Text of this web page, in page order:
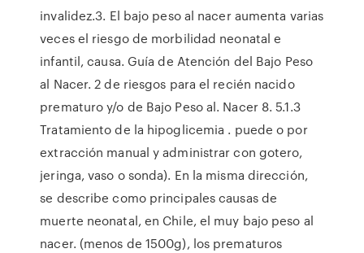
invalidez.3. El bajo peso al nacer aumenta varias
veces el riesgo de morbilidad neonatal e
infantil, causa. Guía de Atención del Bajo Peso
al Nacer. 2 de riesgos para el recién nacido
prematuro y/o de Bajo Peso al. Nacer 8. 5.1.3
Tratamiento de la hipoglicemia . puede o por
extracción manual y administrar con gotero,
jeringa, vaso o sonda). En la misma dirección,
se describe como principales causas de
muerte neonatal, en Chile, el muy bajo peso al
nacer. (menos de 1500g), los prematuros